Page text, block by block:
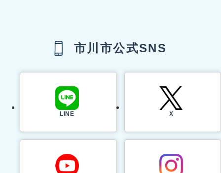
市川市公式SNS
LINE X